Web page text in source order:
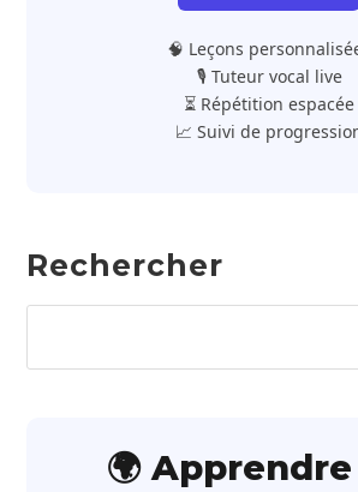
🧠 Leçons
🎙️ Tuteur vocal live
⏳ Répétition espacée
📈 Suivi de
Rechercher
🌍